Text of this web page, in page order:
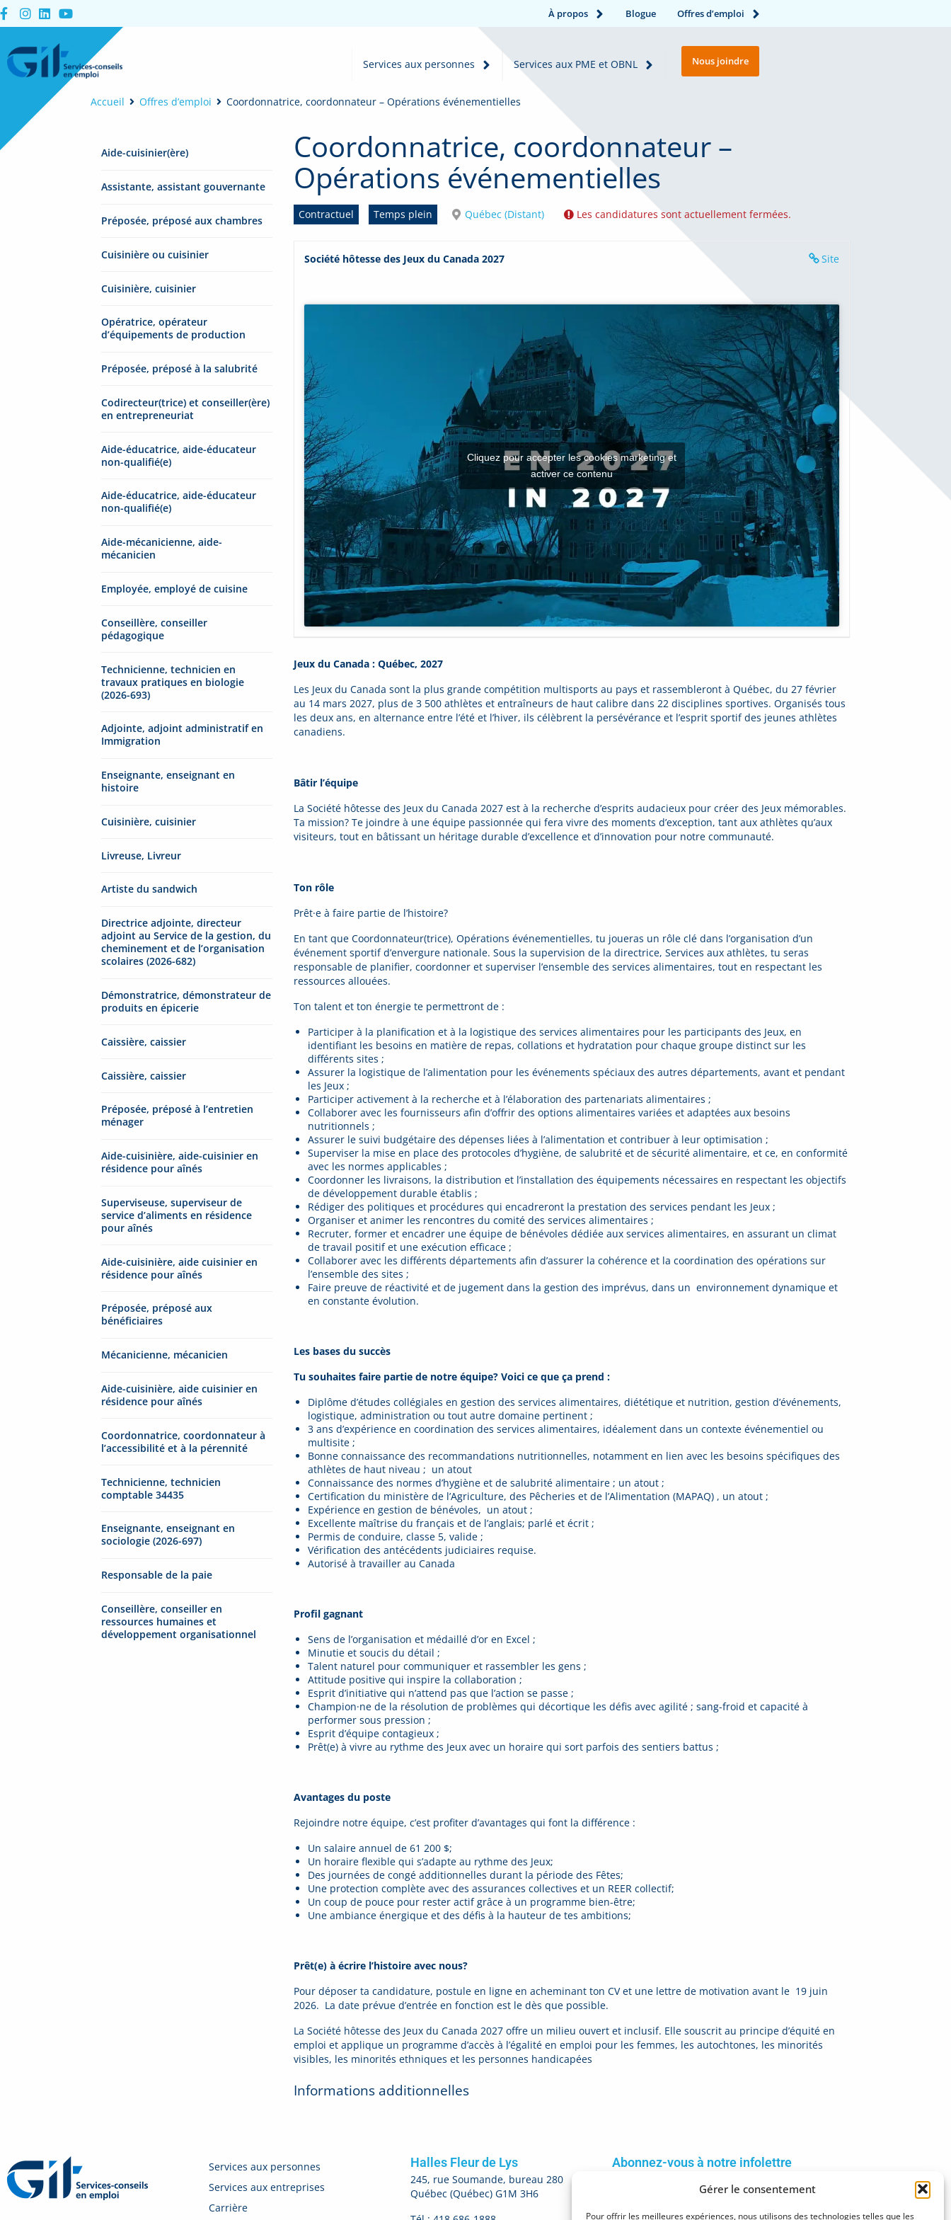
Gérer le consentement
Pour offrir les meilleures expériences, nous utilisons des technologies telles que les
À propos Blogue Offres d’emploi
Services aux personnes Services aux PME et OBNL Nous joindre
Accueil Offres d’emploi Coordonnatrice, coordonnateur – Opérations événementielles
Aide-cuisinier(ère)
Assistante, assistant gouvernante
Préposée, préposé aux chambres
Cuisinière ou cuisinier
Cuisinière, cuisinier
Opératrice, opérateur
d’équipements de production
Préposée, préposé à la salubrité
Codirecteur(trice) et conseiller(ère)
en entrepreneuriat
Aide-éducatrice, aide-éducateur
non-qualifié(e)
Aide-éducatrice, aide-éducateur
non-qualifié(e)
Aide-mécanicienne, aide-
mécanicien
Employée, employé de cuisine
Conseillère, conseiller
pédagogique
Technicienne, technicien en
travaux pratiques en biologie
(2026-693)
Adjointe, adjoint administratif en
Immigration
Enseignante, enseignant en
histoire
Cuisinière, cuisinier
Livreuse, Livreur
Artiste du sandwich
Directrice adjointe, directeur
adjoint au Service de la gestion, du
cheminement et de l’organisation
scolaires (2026-682)
Démonstratrice, démonstrateur de
produits en épicerie
Caissière, caissier
Caissière, caissier
Préposée, préposé à l’entretien
ménager
Aide-cuisinière, aide-cuisinier en
résidence pour aînés
Superviseuse, superviseur de
service d’aliments en résidence
pour aînés
Aide-cuisinière, aide cuisinier en
résidence pour aînés
Préposée, préposé aux
bénéficiaires
Mécanicienne, mécanicien
Aide-cuisinière, aide cuisinier en
résidence pour aînés
Coordonnatrice, coordonnateur à
l’accessibilité et à la pérennité
Technicienne, technicien
comptable 34435
Enseignante, enseignant en
sociologie (2026-697)
Responsable de la paie
Conseillère, conseiller en
ressources humaines et
développement organisationnel
Coordonnatrice, coordonnateur –
Opérations événementielles
Contractuel Temps plein Québec (Distant) Les candidatures sont actuellement fermées.
Site
Société hôtesse des Jeux du Canada 2027
Cliquez pour accepter les cookies marketing et
activer ce contenu
Jeux du Canada : Québec, 2027
Les Jeux du Canada sont la plus grande compétition multisports au pays et rassembleront à Québec, du 27 février
au 14 mars 2027, plus de 3 500 athlètes et entraîneurs de haut calibre dans 22 disciplines sportives. Organisés tous
les deux ans, en alternance entre l’été et l’hiver, ils célèbrent la persévérance et l’esprit sportif des jeunes athlètes
canadiens.
Bâtir l’équipe
La Société hôtesse des Jeux du Canada 2027 est à la recherche d’esprits audacieux pour créer des Jeux mémorables.
Ta mission? Te joindre à une équipe passionnée qui fera vivre des moments d’exception, tant aux athlètes qu’aux
visiteurs, tout en bâtissant un héritage durable d’excellence et d’innovation pour notre communauté.
Ton rôle
Prêt·e à faire partie de l’histoire?
En tant que Coordonnateur(trice), Opérations événementielles, tu joueras un rôle clé dans l’organisation d’un
événement sportif d’envergure nationale. Sous la supervision de la directrice, Services aux athlètes, tu seras
responsable de planifier, coordonner et superviser l’ensemble des services alimentaires, tout en respectant les
ressources allouées.
Ton talent et ton énergie te permettront de :
Participer à la planification et à la logistique des services alimentaires pour les participants des Jeux, en
identifiant les besoins en matière de repas, collations et hydratation pour chaque groupe distinct sur les
différents sites ;
Assurer la logistique de l’alimentation pour les événements spéciaux des autres départements, avant et pendant
les Jeux ;
Participer activement à la recherche et à l’élaboration des partenariats alimentaires ;
Collaborer avec les fournisseurs afin d’offrir des options alimentaires variées et adaptées aux besoins
nutritionnels ;
Assurer le suivi budgétaire des dépenses liées à l’alimentation et contribuer à leur optimisation ;
Superviser la mise en place des protocoles d’hygiène, de salubrité et de sécurité alimentaire, et ce, en conformité
avec les normes applicables ;
Coordonner les livraisons, la distribution et l’installation des équipements nécessaires en respectant les objectifs
de développement durable établis ;
Rédiger des politiques et procédures qui encadreront la prestation des services pendant les Jeux ;
Organiser et animer les rencontres du comité des services alimentaires ;
Recruter, former et encadrer une équipe de bénévoles dédiée aux services alimentaires, en assurant un climat
de travail positif et une exécution efficace ;
Collaborer avec les différents départements afin d’assurer la cohérence et la coordination des opérations sur
l’ensemble des sites ;
Faire preuve de réactivité et de jugement dans la gestion des imprévus, dans un environnement dynamique et
en constante évolution.
Les bases du succès
Tu souhaites faire partie de notre équipe? Voici ce que ça prend :
Diplôme d’études collégiales en gestion des services alimentaires, diététique et nutrition, gestion d’événements,
logistique, administration ou tout autre domaine pertinent ;
3 ans d’expérience en coordination des services alimentaires, idéalement dans un contexte événementiel ou
multisite ;
Bonne connaissance des recommandations nutritionnelles, notamment en lien avec les besoins spécifiques des
athlètes de haut niveau ; un atout
Connaissance des normes d’hygiène et de salubrité alimentaire ; un atout ;
Certification du ministère de l’Agriculture, des Pêcheries et de l’Alimentation (MAPAQ) , un atout ;
Expérience en gestion de bénévoles, un atout ;
Excellente maîtrise du français et de l’anglais; parlé et écrit ;
Permis de conduire, classe 5, valide ;
Vérification des antécédents judiciaires requise.
Autorisé à travailler au Canada
Profil gagnant
Sens de l’organisation et médaillé d’or en Excel ;
Minutie et soucis du détail ;
Talent naturel pour communiquer et rassembler les gens ;
Attitude positive qui inspire la collaboration ;
Esprit d’initiative qui n’attend pas que l’action se passe ;
Champion·ne de la résolution de problèmes qui décortique les défis avec agilité ; sang-froid et capacité à
performer sous pression ;
Esprit d’équipe contagieux ;
Prêt(e) à vivre au rythme des Jeux avec un horaire qui sort parfois des sentiers battus ;
Avantages du poste
Rejoindre notre équipe, c’est profiter d’avantages qui font la différence :
Un salaire annuel de 61 200 $;
Un horaire flexible qui s’adapte au rythme des Jeux;
Des journées de congé additionnelles durant la période des Fêtes;
Une protection complète avec des assurances collectives et un REER collectif;
Un coup de pouce pour rester actif grâce à un programme bien-être;
Une ambiance énergique et des défis à la hauteur de tes ambitions;
Prêt(e) à écrire l’histoire avec nous?
Pour déposer ta candidature, postule en ligne en acheminant ton CV et une lettre de motivation avant le 19 juin
2026. La date prévue d’entrée en fonction est le dès que possible.
La Société hôtesse des Jeux du Canada 2027 offre un milieu ouvert et inclusif. Elle souscrit au principe d’équité en
emploi et applique un programme d’accès à l’égalité en emploi pour les femmes, les autochtones, les minorités
visibles, les minorités ethniques et les personnes handicapées
Informations additionnelles
Services aux personnes
Services aux entreprises
Carrière
Halles Fleur de Lys
245, rue Soumande, bureau 280
Québec (Québec) G1M 3H6
Abonnez-vous à notre infolettre